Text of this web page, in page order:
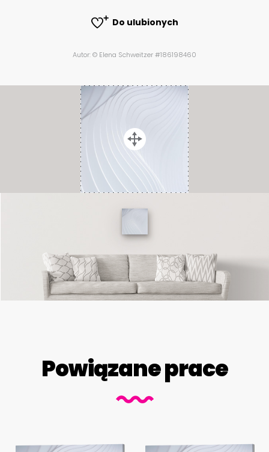
Do ulubionych
Autor: © Elena Schweitzer #186198460
Powiązane prace